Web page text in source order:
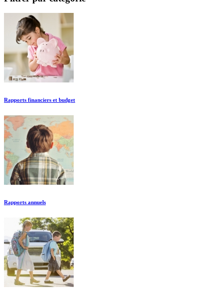
Rapports financiers et budget
Rapports annuels